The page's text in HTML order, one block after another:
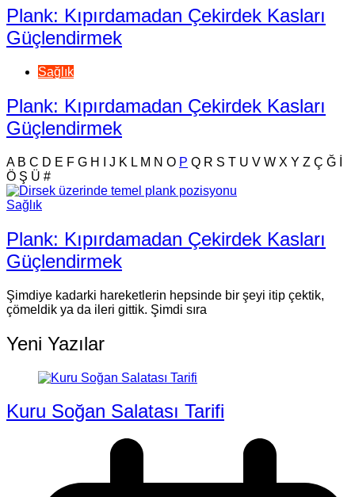
Plank: Kıpırdamadan Çekirdek Kasları
Güçlendirmek
Sağlık
Plank: Kıpırdamadan Çekirdek Kasları
Güçlendirmek
A B C D E F G H J K L M N O P Q R S T U V W X Y Z Ç Ğ
Ö Ş Ü #
Sağlık
Plank: Kıpırdamadan Çekirdek Kasları
Güçlendirmek
Şimdiye kadarki hareketlerin hepsinde bir şeyi itip çektik,
çömeldik ya da ileri gittik. Şimdi sıra
Yeni Yazılar
Kuru Soğan Salatası Tarifi